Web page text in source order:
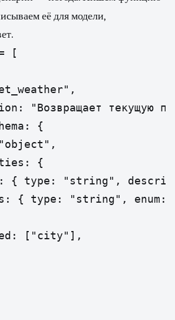
её для модели,
[
"Возвращает текущую
{
{
{ type: "string",
{ type: "string", enum:
["city"],